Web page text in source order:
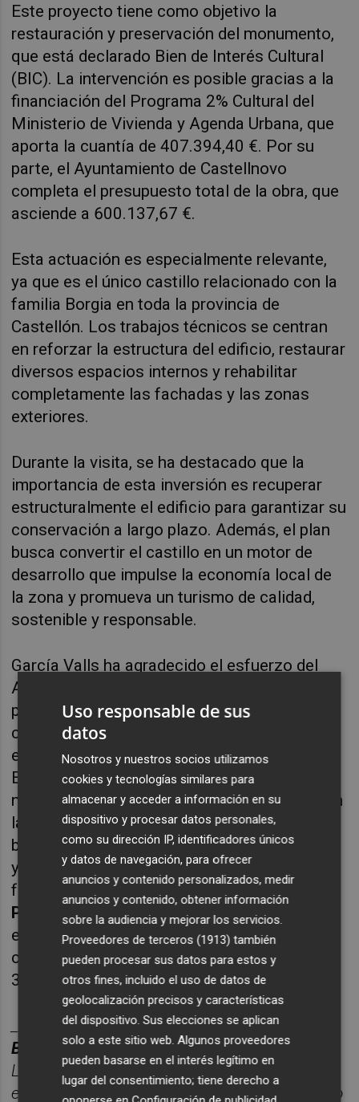
Este proyecto tiene como objetivo la
restauración y preservación del monumento,
que está declarado Bien de Interés Cultural
(BIC). La intervención es posible gracias a la
financiación del Programa 2% Cultural del
Ministerio de Vivienda y Agenda Urbana, que
aporta la cuantía de 407.394,40 €. Por su
parte, el Ayuntamiento de Castellnovo
completa el presupuesto total de la obra, que
asciende a 600.137,67 €.
Esta actuación es especialmente relevante,
ya que es el único castillo relacionado con la
familia Borgia en toda la provincia de
Castellón. Los trabajos técnicos se centran
en reforzar la estructura del edificio, restaurar
diversos espacios internos y rehabilitar
completamente las fachadas y las zonas
exteriores.
Durante la visita, se ha destacado que la
importancia de esta inversión es recuperar
estructuralmente el edificio para garantizar su
conservación a largo plazo. Además, el plan
busca convertir el castillo en un motor de
desarrollo que impulse la economía local de
la zona y promueva un turismo de calidad,
sostenible y responsable.
García Valls ha agradecido el esfuerzo del
Ayuntamiento para sacar adelante este
proyecto, cuya financiación proviene de la
convocatoria de 2023 de estas ayudas
estatales. En esta edición, el Gobierno de
España destinó 80 millones de euros a nivel
nacional para la protección del patrimonio. En
la provincia de Castellón, la convocatoria ha
beneficiado a Los municipios de Castellnovo
y
l'Alcora, con la recuperación del edificio
fundacional de laReal Fábrica de Loza y
Porcelana, subvencionada con 3.288.904,32
euros. El total de subvención definitiva
concedida en la provincia asciende así a
3.696.298,72 euros.
________
BOLET ÍNTITULARESCASTELLÓNPLAZA.
Las noticias más relevantes del día
en
Castellón, reunidas cada mañana en un solo
Uso responsable de sus
datos
Nosotros y nuestros socios utilizamos
cookies y tecnologías similares para
almacenar y acceder a información en su
dispositivo y procesar datos personales,
como su dirección IP, identificadores únicos
y datos de navegación, para ofrecer
anuncios y contenido personalizados, medir
anuncios y contenido, obtener información
sobre la audiencia y mejorar los servicios.
Proveedores de terceros (1913) también
pueden procesar sus datos para estos y
otros fines, incluido el uso de datos de
geolocalización precisos y características
del dispositivo. Sus elecciones se aplican
solo a este sitio web. Algunos proveedores
pueden basarse en el interés legítimo en
lugar del consentimiento; tiene derecho a